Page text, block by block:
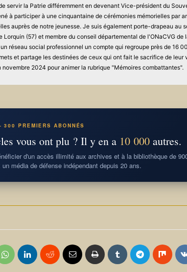
servir la Patrie différemment en devenant Vice-président du
à participer à une cinquantaine de cérémonies mémorielles par
auprès de notre jeunesse. Je suis également porte-drapeau au
Lorquin (57) et membre du conseil départemental de l'ONaCVG
réseau social professionnel un compte qui regroupe près de 16
et partage les destinées de ceux qui ont fait le sacrifice de leur
novembre 2024 pour animer la rubrique "Mémoires combattantes".
PREMIERS ABONNÉS
vous ont plu ? Il y en a 10 000autres.
d'un accès illimité aux archives et à la bibliothèque de
média de défense indépendant depuis 20 ans.